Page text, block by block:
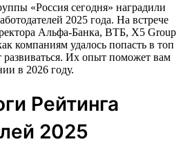
«Россия сегодня» наградили
2025 года. На встрече
Альфа-Банка, ВТБ, X5 Group
компаниям удалось попасть в топ
развиваться. Их опыт поможет вам
в 2026 году.
Рейтинга
2025